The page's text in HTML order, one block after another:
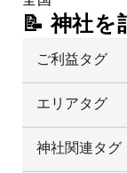
📝 神社を
ご利益タグ
エリアタグ
神社関連タグ